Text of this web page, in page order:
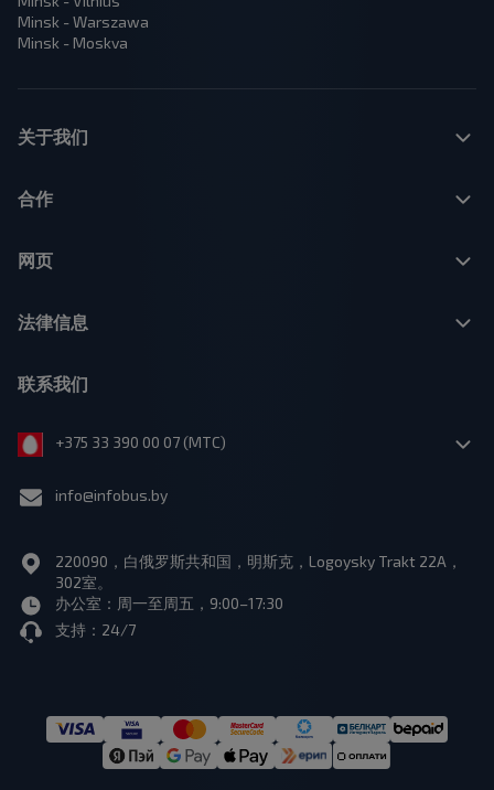
Minsk - Warszawa
Minsk - Moskva
关于我们
合作
网页
法律信息
联系我们
+375 33 390 00 07 (МТС)
info@infobus.by
220090，白俄罗斯共和国，明斯克，Logoysky Trakt 22A，
302室。
办公室：周一至周五，9:00–17:30
支持：24/7